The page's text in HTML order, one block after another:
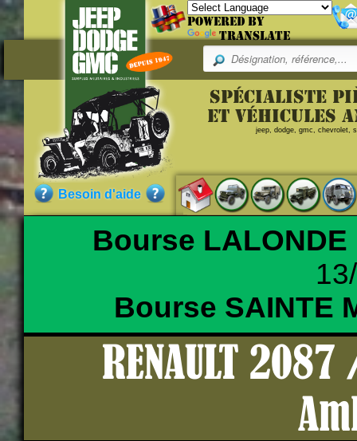
Powered by
Translate
Besoin d'aide
Spécialiste
et véhicules
jeep, dodge, gmc, chevrolet,
Bourse LALONDE
Bourse SAINTE
RENAULT
Référence
980389
Qualité :NEUFPièce neuve de fabrication